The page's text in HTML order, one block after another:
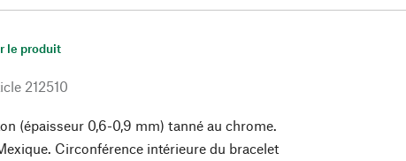
le produit
212510
(épaisseur 0,6-0,9 mm) tanné au chrome.
Circonférence intérieure du bracelet